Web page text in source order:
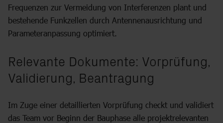
Frequenzen zur Vermeidung von Interferenzen plant und
bestehende Funkzellen durch Antennenausrichtung und
Parameteranpassung optimiert.
Relevante Dokumente: Vorprüfung,
Validierung, Beantragung
Im Zuge einer detaillierten Vorprüfung checkt und validiert
das Team vor Beginn der Bauphase alle projektrelevanten